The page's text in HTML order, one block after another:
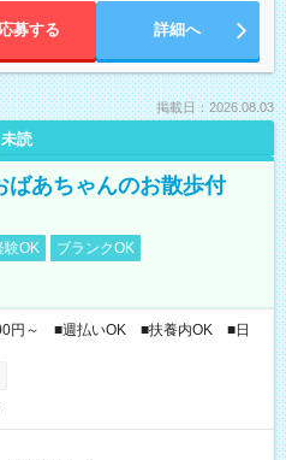
応募する 詳細へ
掲載日：2026.08.03
未読
ばあちゃんのお散歩付
験OK
ブランクOK
円～ ■週払いOK ■扶養内OK ■日